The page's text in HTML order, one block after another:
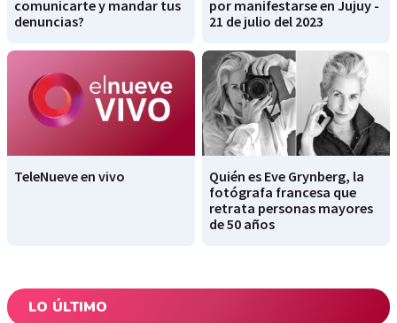
comunicarte y mandar tus
denuncias?
por manifestarse en Jujuy -
21 de julio del 2023
TeleNueve en vivo
Quién es Eve Grynberg, la
fotógrafa francesa que
retrata personas mayores
de 50 años
LO ÚLTIMO